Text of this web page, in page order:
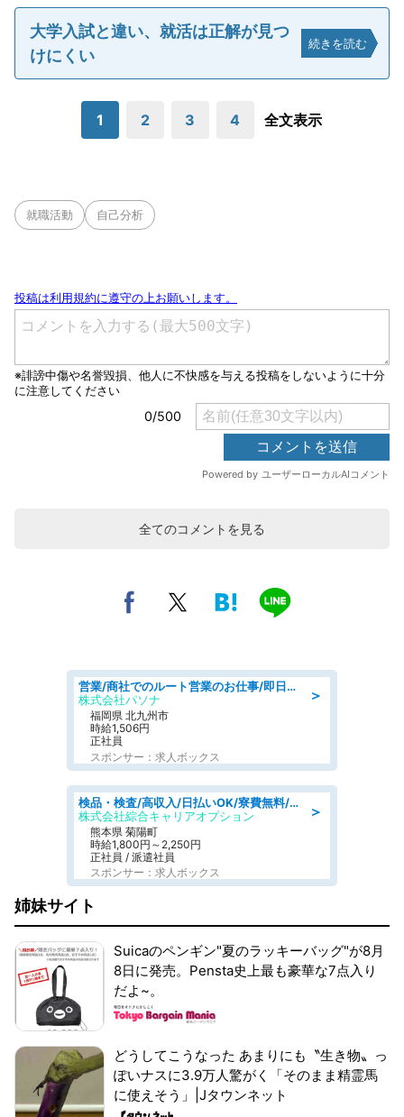
大学入試と違い、就活は正解が見つ
けにくい
続きを読む
1 2 3 4 全文表示
就職活動 自己分析
全てのコメントを見る
＞
営業/商社でのルート営業のお仕事/即日勤務可/車通勤可/営業
株式会社パソナ
福岡県 北九州市
時給1,506円
正社員
スポンサー：求人ボックス
＞
検品・検査/高収入/日払いOK/寮費無料/日勤/20・30・40代活躍中
株式会社綜合キャリアオプション
熊本県 菊陽町
時給1,800円～2,250円
正社員 / 派遣社員
スポンサー：求人ボックス
姉妹サイト
Suicaのペンギン"夏のラッキーバッグ"が8月
8日に発売。Pensta史上最も豪華な7点入り
だよ~。
どうしてこうなった あまりにも〝生き物〟っ
ぽいナスに3.9万人驚がく「そのまま精霊馬
に使えそう」|Jタウンネット